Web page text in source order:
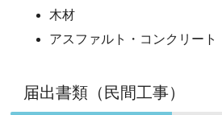
木材
アスファルト・コンクリート
届出書類（民間工事）